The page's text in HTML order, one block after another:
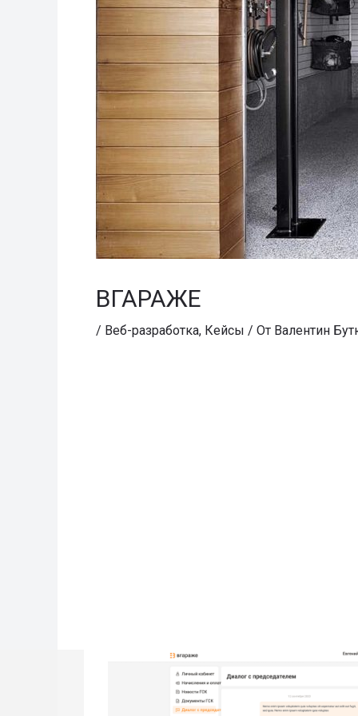
ВГАРАЖЕ
/ Веб-разработка, Кейсы / От Валентин